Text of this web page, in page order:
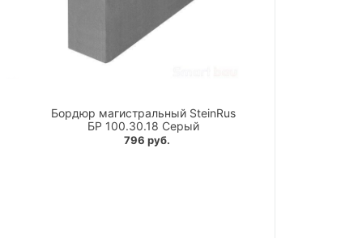
Бордюр магистральный SteinRus
БР 100.30.18 Серый
796 руб.